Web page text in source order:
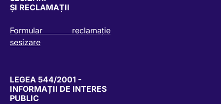
ȘI RECLAMAȚII
Formular reclamație
sesizare
LEGEA 544/2001 -
INFORMAȚII DE INTERES
PUBLIC